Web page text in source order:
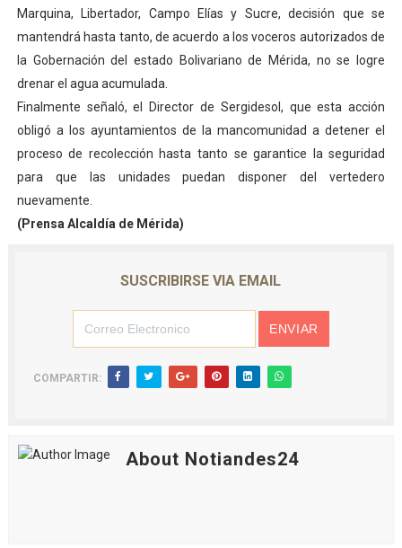
Mincomunas impulsa el autogobierno en Mérida con
Expertos inspeccionan espacios del OAN para la
Marquina, Libertador, Campo Elías y Sucre, decisión que se
mantendrá hasta tanto, de acuerdo a los voceros autorizados de
la Gobernación del estado Bolivariano de Mérida, no se logre
drenar el agua acumulada.
Finalmente señaló, el Director de Sergidesol, que esta acción
obligó a los ayuntamientos de la mancomunidad a detener el
proceso de recolección hasta tanto se garantice la seguridad
para que las unidades puedan disponer del vertedero
nuevamente.
(Prensa Alcaldía de Mérida)
SUSCRIBIRSE VIA EMAIL
COMPARTIR:
About Notiandes24